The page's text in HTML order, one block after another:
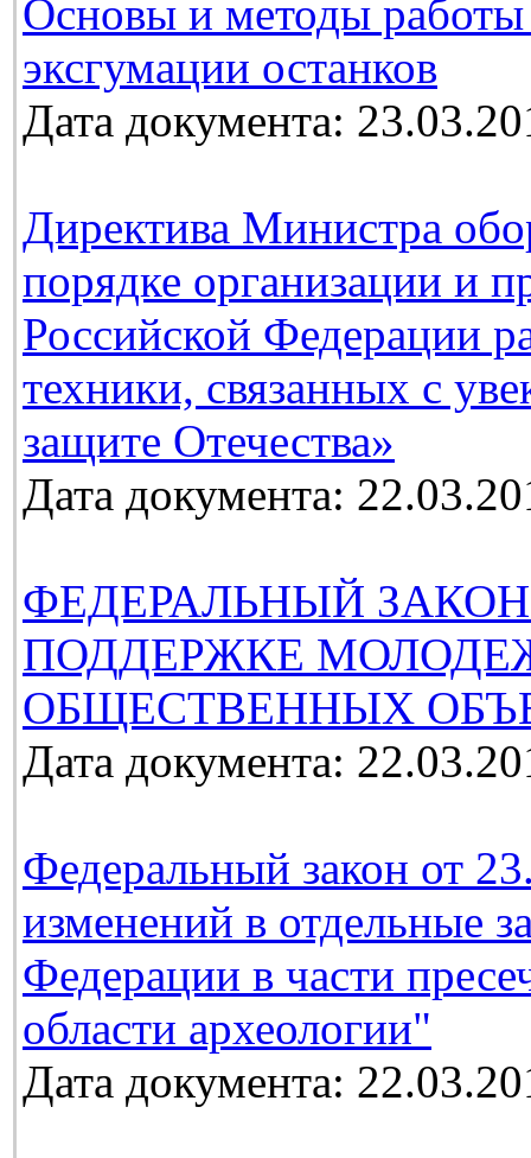
Основы и методы
эксгумации останков
Дата документа:
Директива Министра
порядке организации и
Российской Федерации
техники, связанных с
защите Отечества»
Дата документа:
ФЕДЕРАЛЬНЫЙ
ПОДДЕРЖКЕ
ОБЩЕСТВЕННЫХ
Дата документа:
Федеральный закон от
изменений в отдельные
Федерации в части
области археологии"
Дата документа: